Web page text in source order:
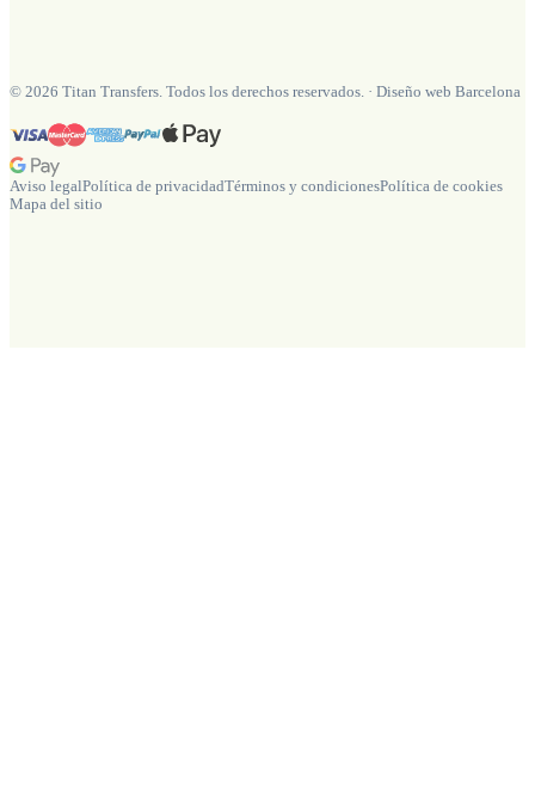
© 2026 Titan Transfers. Todos los derechos reservados. · Diseño web Barcelona
Aviso legalPolítica de privacidadTérminos y condicionesPolítica de cookies
Mapa del sitio